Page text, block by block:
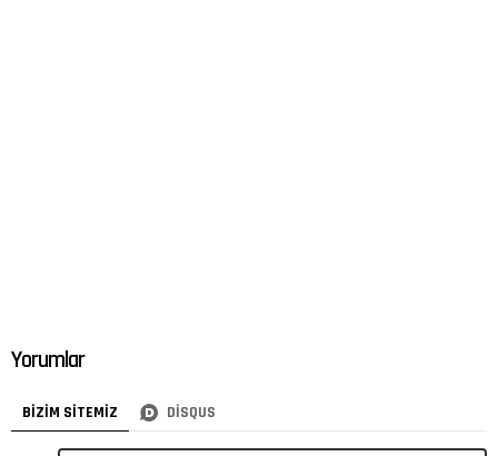
Yorumlar
BIZIM SITEMIZ DISQUS